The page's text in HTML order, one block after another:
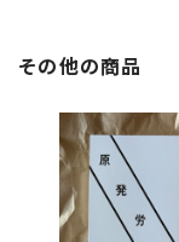
その他の商品